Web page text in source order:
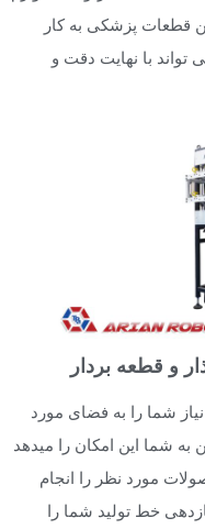
قطعات پزشکی به کار
تواند با نهایت دقت و
و قطعه بردار
شما را به فضای مورد
به شما این امکان را میدهد
مورد نظر را انجام
خط تولید شما را